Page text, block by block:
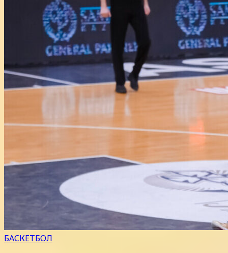
БАСКЕТБОЛ